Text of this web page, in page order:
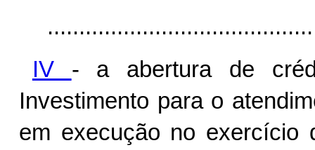
IV - a abertura de
Investimento para o
em execução no exercício